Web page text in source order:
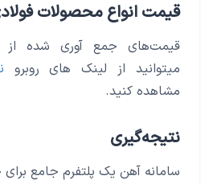
قیمت انواع محصولات
قیمت‌های جمع آوری شده
میتوانید از لینک های روبرو
مشاهده کنید.
نتیجه‌گیری
سامانه آهن یک پلتفرم جامع